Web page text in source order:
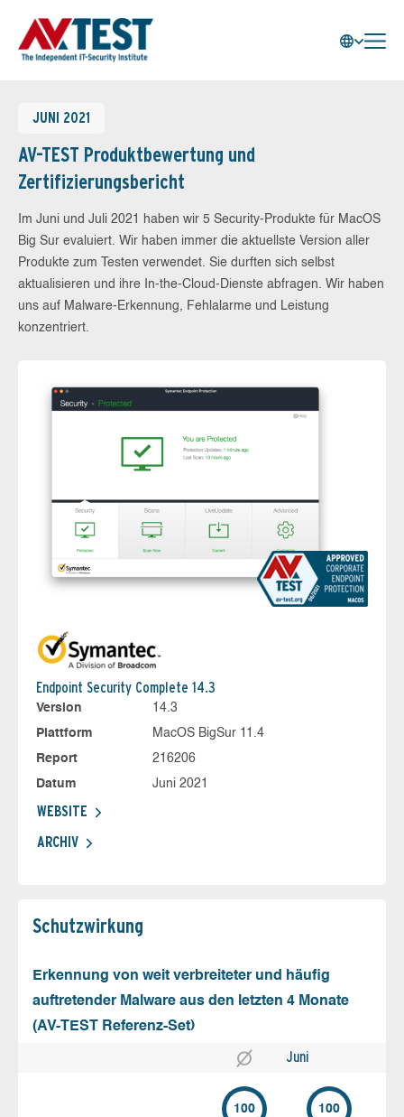
JUNI 2021
AV-TEST Produktbewertung und
Zertifizierungsbericht
Im Juni und Juli 2021 haben wir 5 Security-Produkte für MacOS
Big Sur evaluiert. Wir haben immer die aktuellste Version aller
Produkte zum Testen verwendet. Sie durften sich selbst
aktualisieren und ihre In-the-Cloud-Dienste abfragen. Wir haben
uns auf Malware-Erkennung, Fehlalarme und Leistung
konzentriert.
Endpoint Security Complete 14.3
Version
14.3
Plattform
MacOS BigSur 11.4
Report
216206
Datum
Juni 2021
WEBSITE
ARCHIV
Schutz­wirkung
Erkennung von weit verbreiteter und häufig
auftretender Malware aus den letzten 4 Monate
(AV-TEST Referenz-Set)
Juni
100 100